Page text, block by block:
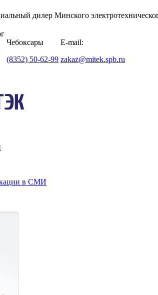
дилер Минского
Чебоксары
(8352) 50-62-99
E-mail:
zakaz@mitek.spb.ru
в СМИ